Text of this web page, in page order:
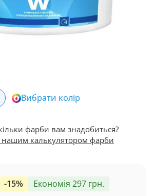
Вибрати колір
фарби вам знадобиться?
нашим калькулятором фарби
-15%
Економія 297 грн.